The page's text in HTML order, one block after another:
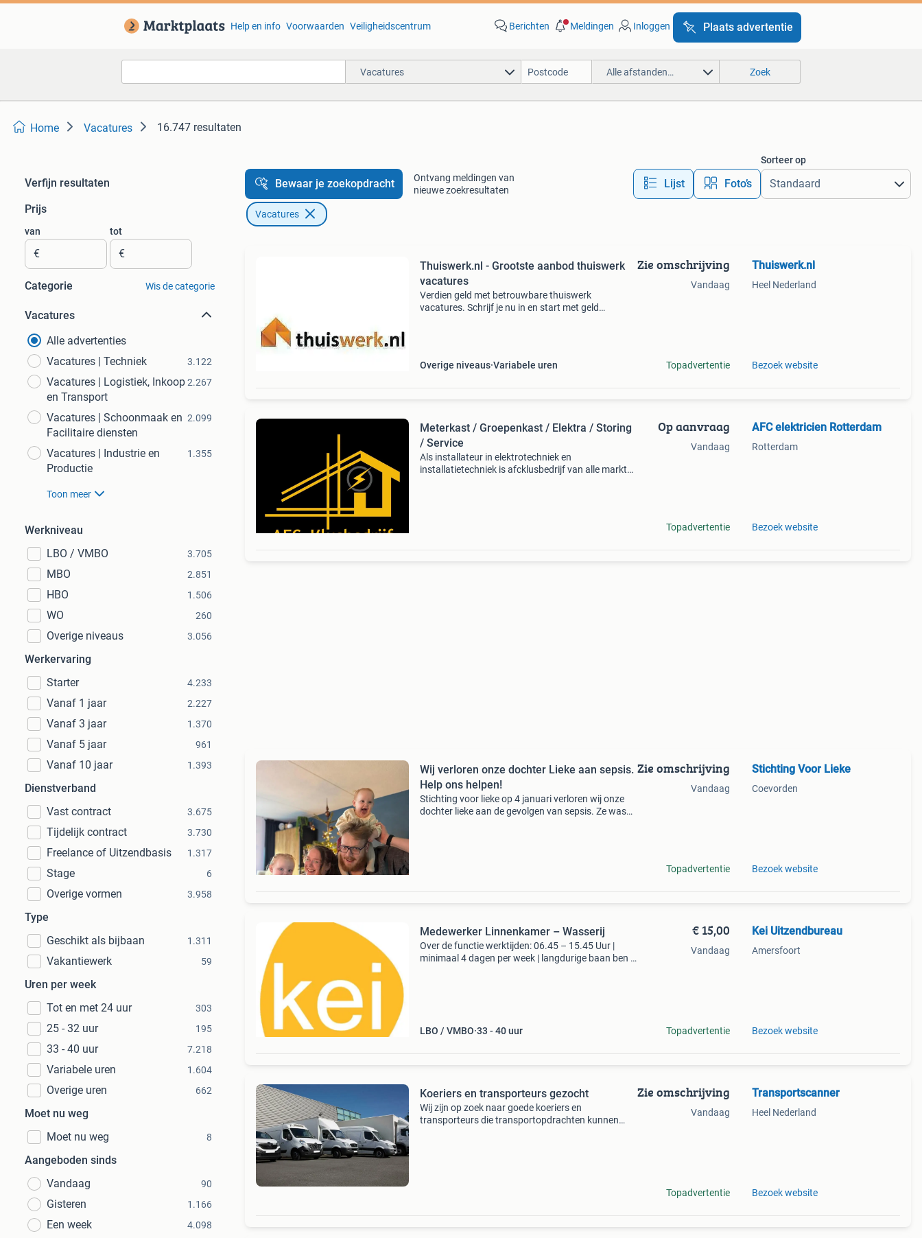
Help en info Voorwaarden Veiligheidscentrum Berichten Meldingen Inloggen Plaats advertentie
Vacatures Alle afstanden… Zoek
Home Vacatures 16.747 resultaten
Verfijn resultaten
Prijs
van
€
tot
€
Categorie Wis de categorie
Vacatures
Alle advertenties
Vacatures | Techniek
3.122
Vacatures | Logistiek, Inkoop
en Transport
2.267
Vacatures | Schoonmaak en
Facilitaire diensten
2.099
Vacatures | Industrie en
Productie
1.355
Toon meer
Werkniveau
LBO / VMBO
3.705
MBO 2.851
HBO 1.506
WO 260
Overige niveaus 3.056
Werkervaring
Starter
4.233
Vanaf 1 jaar 2.227
Vanaf 3 jaar 1.370
Vanaf 5 jaar 961
Vanaf 10 jaar 1.393
Dienstverband
Vast contract
3.675
Tijdelijk contract 3.730
Freelance of Uitzendbasis 1.317
Stage 6
Overige vormen 3.958
Type
Geschikt als bijbaan
1.311
Vakantiewerk 59
Uren per week
Tot en met 24 uur
303
25 - 32 uur 195
33 - 40 uur 7.218
Variabele uren 1.604
Overige uren 662
Moet nu weg
Moet nu weg
8
Aangeboden sinds
Vandaag
90
Gisteren 1.166
Een week 4.098
Bewaar je zoekopdracht
Ontvang meldingen van
nieuwe zoekresultaten
Lijst Foto’s
Sorteer op
Vacatures
Thuiswerk.nl - Grootste aanbod thuiswerk
vacatures
Verdien geld met betrouwbare thuiswerk
vacatures. Schrijf je nu in en start met geld
Overige niveaus Variabele uren
Zie omschrijving
Vandaag
Topadvertentie
Thuiswerk.nl
Heel Nederland
Bezoek website
Meterkast / Groepenkast / Elektra / Storing
/ Service
Als installateur in elektrotechniek en
installatietechniek is afcklusbedrijf van alle markten
Op aanvraag
Vandaag
Topadvertentie
AFC elektricien Rotterdam
Rotterdam
Bezoek website
Wij verloren onze dochter Lieke aan sepsis.
Help ons helpen!
Stichting voor lieke op 4 januari verloren wij onze
dochter lieke aan de gevolgen van sepsis. Ze was
Zie omschrijving
Vandaag
Topadvertentie
Stichting Voor Lieke
Coevorden
Bezoek website
Medewerker Linnenkamer – Wasserij
Over de functie werktijden: 06.45 – 15.45 Uur |
minimaal 4 dagen per week | langdurige baan ben jij
LBO / VMBO 33 - 40 uur
€ 15,00
Vandaag
Topadvertentie
Kei Uitzendbureau
Amersfoort
Bezoek website
Koeriers en transporteurs gezocht
Wij zijn op zoek naar goede koeriers en
transporteurs die transportopdrachten kunnen
Zie omschrijving
Vandaag
Topadvertentie
Transportscanner
Heel Nederland
Bezoek website